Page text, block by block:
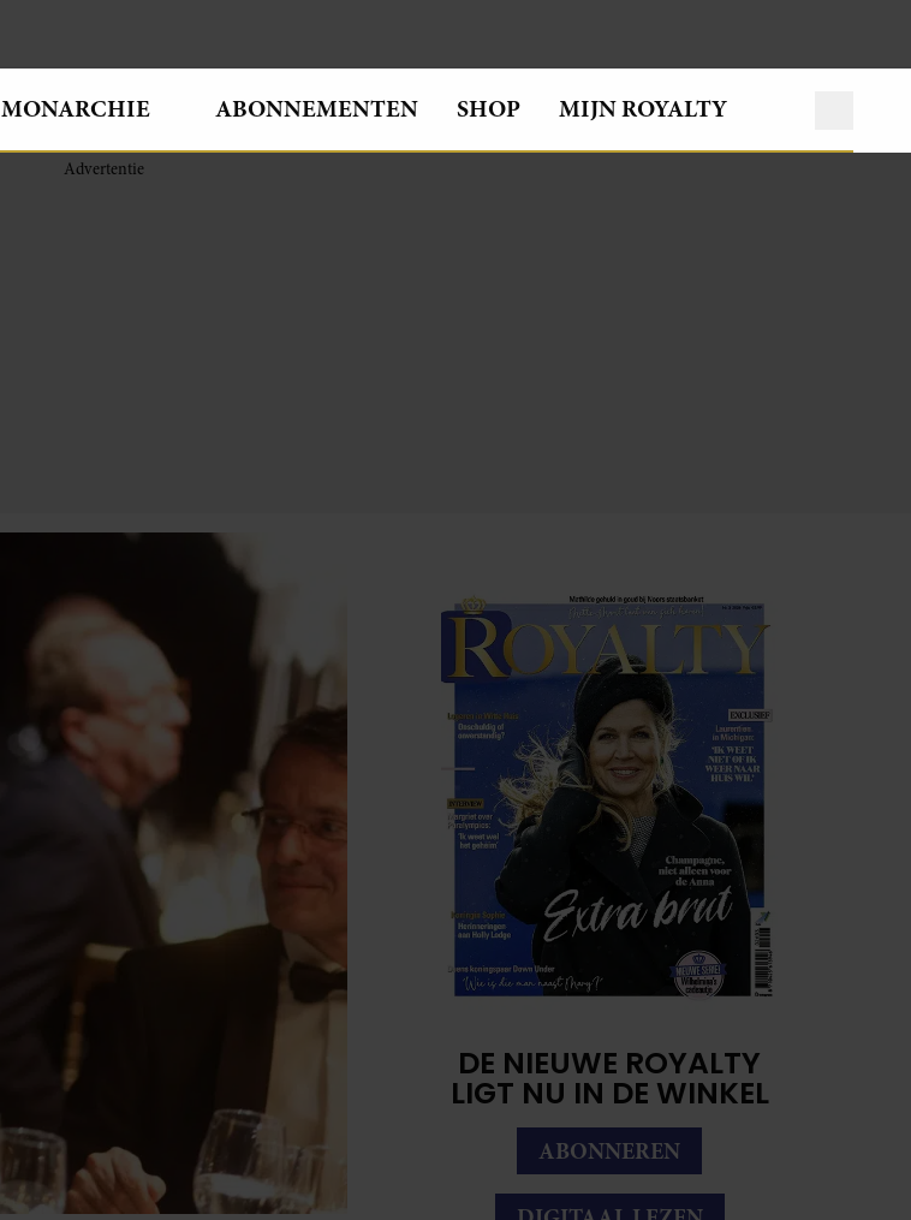
MONARCHIE ABONNEMENTEN SHOP MIJN ROYALTY
DE NIEUWE ROYALTY
LIGT NU IN DE WINKEL
ABONNEREN